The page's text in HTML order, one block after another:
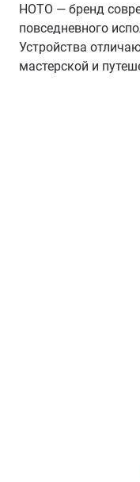
HOTO — бренд
повседневного
Устройства
мастерской и